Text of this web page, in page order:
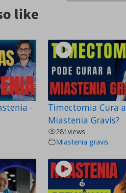
like
-
Timectomia Cura a
Miastenia Gravis?
281views
Miastenia gravis